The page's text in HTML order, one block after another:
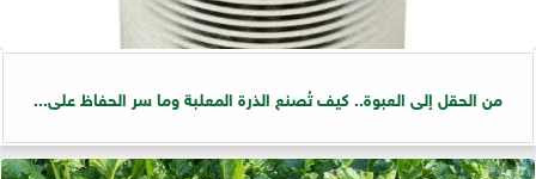
من الحقل إلى العبوة.. كيف تُصنع الذرة المعلبة وما سر الحفاظ على...